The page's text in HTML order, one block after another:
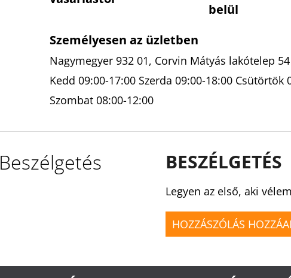
belül
Személyesen az üzletben
Nagymegyer 932 01, Corvin Mátyás lakótelep
Kedd 09:00-17:00 Szerda 09:00-18:00 Csütörtök
Szombat 08:00-12:00
Beszélgetés BESZÉLGETÉS
Legyen az első, aki
HOZZÁSZÓLÁS